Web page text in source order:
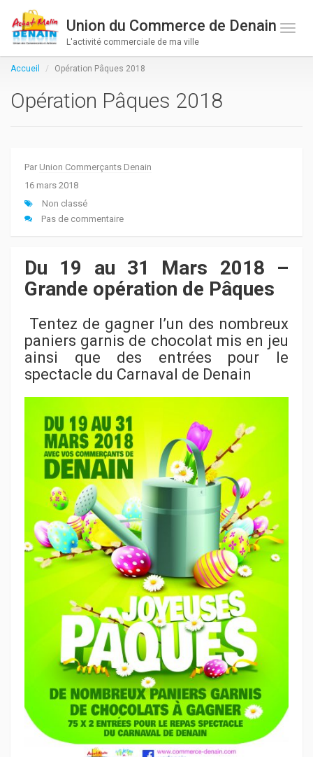
Union du Commerce de Denain
L'activité commerciale de ma ville
Toge
Accueil Opération Pâques 2018
Opération Pâques 2018
Par Union Commerçants Denain
16 mars 2018
Non classé
Pas de commentaire
Du 19 au 31 Mars 2018 –
Grande opération de Pâques
Tentez de gagner l’un des nombreux
paniers garnis de chocolat mis en jeu
ainsi que des entrées pour le
spectacle du Carnaval de Denain